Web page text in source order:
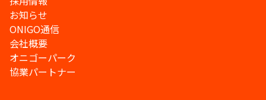
お知らせ
ONIGO通信
会社概要
オニゴーパーク
協業パートナー